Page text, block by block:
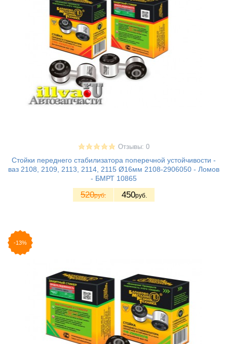
Отзывы: 0
Стойки переднего стабилизатора поперечной устойчивости -
ваз 2108, 2109, 2113, 2114, 2115 Ø16мм 2108-2906050 - Ломов
- БМРТ 10865
520руб. 450руб.
-13%